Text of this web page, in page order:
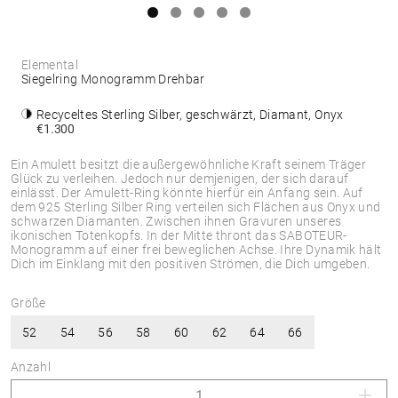
Ein Amulett besitzt die außergewöhnliche Kraft seinem Träger
Glück zu verleihen. Jedoch nur demjenigen, der sich darauf
einlässt. Der Amulett-Ring könnte hierfür ein Anfang sein. Auf
dem 925 Sterling Silber Ring verteilen sich Flächen aus Onyx und
schwarzen Diamanten. Zwischen ihnen Gravuren unseres
ikonischen Totenkopfs. In der Mitte thront das SABOTEUR-
Monogramm auf einer frei beweglichen Achse. Ihre Dynamik hält
Dich im Einklang mit den positiven Strömen, die Dich umgeben.
Elemental
Siegelring Monogramm Drehbar
Recyceltes Sterling Silber, geschwärzt, Diamant, Onyx
€1.300
Größe
52 54 56 58 60 62 64 66
Anzahl